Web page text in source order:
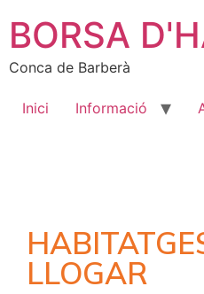
BORSA
Conca de Barberà
Inici Informació
LLOGAR